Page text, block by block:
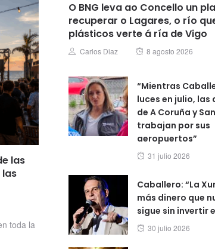
las
las
toda la
O BNG leva ao Concello un
recuperar o Lagares, o río
plásticos verte á ría de Vigo
Author
Carlos Diaz
Posted
8 agosto 2026
“Mientras
luces en julio, las
de A Coruña y
trabajan por sus
aeropuertos”
Posted
31 julio 2026
Caballero: “La
más dinero que
sigue sin invertir
Posted
30 julio 2026